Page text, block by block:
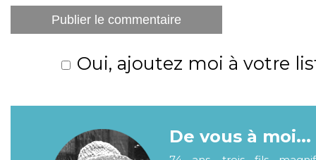
Oui, ajoutez moi à votre
De vous à moi...